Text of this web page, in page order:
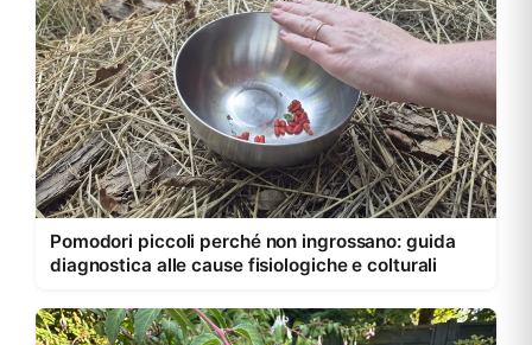
Pomodori piccoli perché non ingrossano: guida
diagnostica alle cause fisiologiche e colturali